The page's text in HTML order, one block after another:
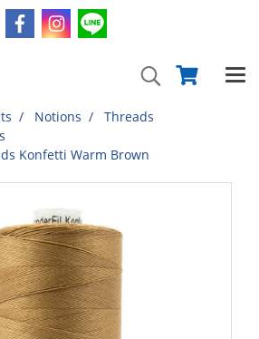
Notions
Threads
Konfetti Warm Brown